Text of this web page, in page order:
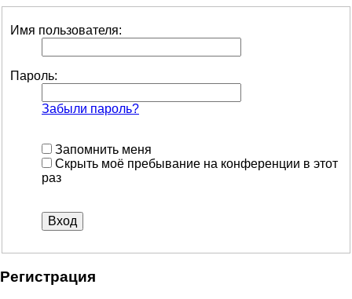
Имя пользователя:
Пароль:
Забыли пароль?
Запомнить меня
Скрыть моё пребывание на конференции в этот
раз
Регистрация